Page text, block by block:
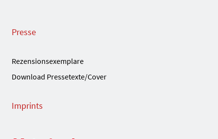
Presse
Rezensionsexemplare
Download Pressetexte/Cover
Imprints